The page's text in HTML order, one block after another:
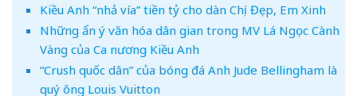
Kiều Anh “nhả vía” tiền tỷ cho dàn Chị Đẹp, Em Xinh
Những ẩn ý văn hóa dân gian trong MV Lá Ngọc Cành
Vàng của Ca nương Kiều Anh
“Crush quốc dân” của bóng đá Anh Jude Bellingham là
quý ông Louis Vuitton